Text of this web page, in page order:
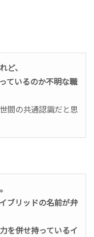
ど、
ているのか不明な職
間の共通認識だと思
ブリッドの名前が弁
を併せ持っているイ